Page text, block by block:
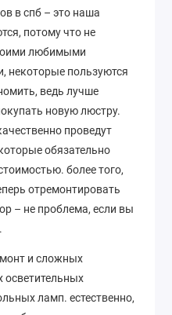
в спб – это наша
потому что не
любимыми
некоторые пользуются
ведь лучше
новую люстру.
проведут
обязательно
более того,
отремонтировать
– не проблема, если вы
и сложных
осветительных
ламп. естественно,